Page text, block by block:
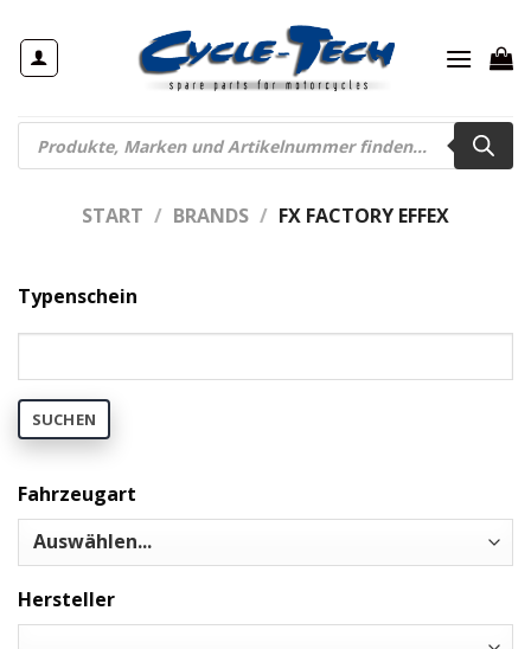
Inhalt
springen
Products
search
START / BRANDS / FX FACTORY EFFEX
Typenschein
SUCHEN
Fahrzeugart
Hersteller